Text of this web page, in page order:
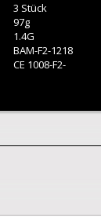
3 Stück
97g
1.4G
BAM-F2-1218
CE 1008-F2-